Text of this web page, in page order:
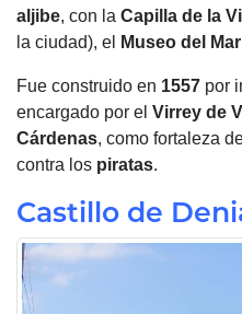
aljibe, con la Capilla de la
la ciudad), el
Museo del Mar
Fue construido en 1557 por
encargado por el Virrey de
Cárdenas, como fortaleza
contra los piratas.
Castillo de